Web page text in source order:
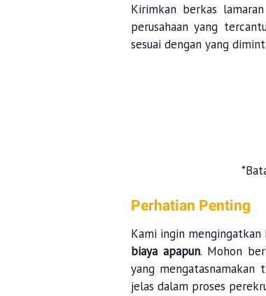
Kirimkan berkas
perusahaan yang
sesuai dengan yang
Perhatian Penting
Kami ingin
biaya apapun. Mohon
yang mengatasnamakan
jelas dalam proses